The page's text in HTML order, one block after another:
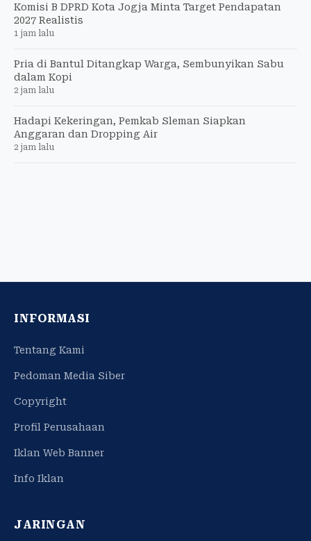
Komisi B DPRD Kota Jogja Minta Target Pendapatan
2027 Realistis
1 jam lalu
Pria di Bantul Ditangkap Warga, Sembunyikan Sabu
dalam Kopi
2 jam lalu
Hadapi Kekeringan, Pemkab Sleman Siapkan
Anggaran dan Dropping Air
2 jam lalu
INFORMASI
Tentang Kami
Pedoman Media Siber
Copyright
Profil Perusahaan
Iklan Web Banner
Info Iklan
JARINGAN